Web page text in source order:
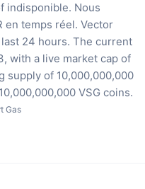
indisponible. Nous
en temps réel. Vector
24 hours. The current
with a live market cap of
supply of 10,000,000,000
VSG coins.
Gas